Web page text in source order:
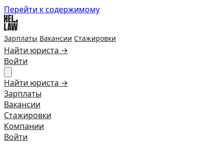
Перейти к содержимому
Зарплаты Вакансии Стажировки
Найти юриста →
Войти
Найти юриста →
Зарплаты
Вакансии
Стажировки
Компании
Войти